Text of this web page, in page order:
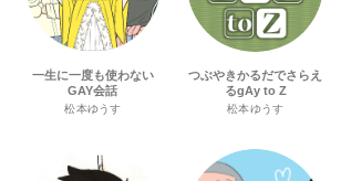
一生に一度も使わない
GAY会話
松本ゆうす
つぶやきかるだでさらえ
るgAy to Z
松本ゆうす